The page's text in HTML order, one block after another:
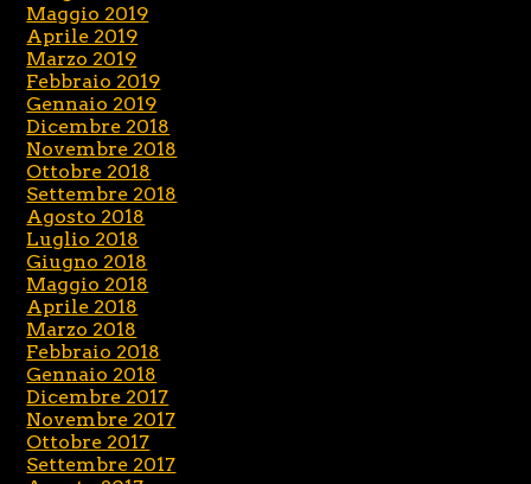
Maggio 2019
Aprile 2019
Marzo 2019
Febbraio 2019
Gennaio 2019
Dicembre 2018
Novembre 2018
Ottobre 2018
Settembre 2018
Agosto 2018
Luglio 2018
Giugno 2018
Maggio 2018
Aprile 2018
Marzo 2018
Febbraio 2018
Gennaio 2018
Dicembre 2017
Novembre 2017
Ottobre 2017
Settembre 2017